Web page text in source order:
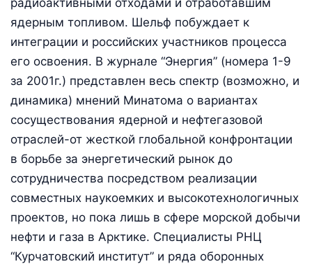
ядерным топливом. Шельф побуждает к
интеграции и российских участников процесса
его освоения. В журнале “Энергия” (номера 1-9
за 2001г.) представлен весь спектр (возможно, и
динамика) мнений Минатома о вариантах
сосуществования ядерной и нефтегазовой
отраслей-от жесткой глобальной конфронтации
в борьбе за энергетический рынок до
сотрудничества посредством реализации
совместных наукоемких и высокотехнологичных
проектов, но пока лишь в сфере морской добычи
нефти и газа в Арктике. Специалисты РНЦ
“Курчатовский институт” и ряда оборонных